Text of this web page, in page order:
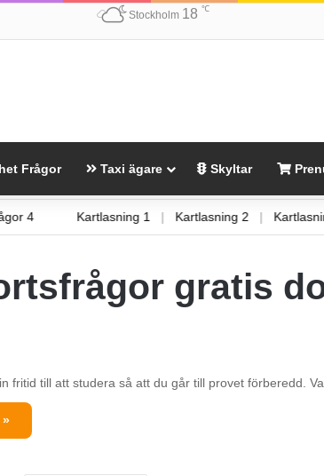
Stockholm 18 ℃
Frågor Taxi ägare Skyltar
4 Kartlasning 1 | Kartlasning 2 |
gratis
fritid till att studera så att du går till provet förberedd.
»